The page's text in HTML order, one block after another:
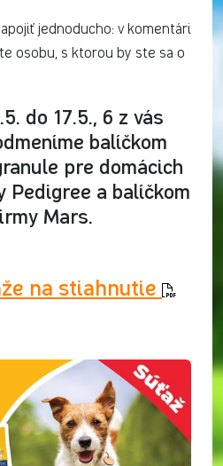
jednoducho: v komentári
osobu, s ktorou by ste sa o
do 17.5., 6 z vás
balíčkom
pre domácich
Pedigree a balíčkom
Mars.
na stiahnutie